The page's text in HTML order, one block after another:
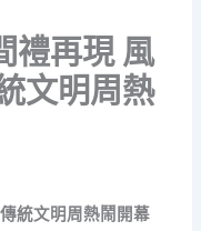
禮再現 風
文明周熱
統文明周熱鬧開幕